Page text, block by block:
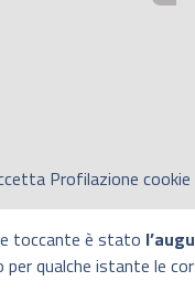
Profilazione
toccante è stato
qualche istante le